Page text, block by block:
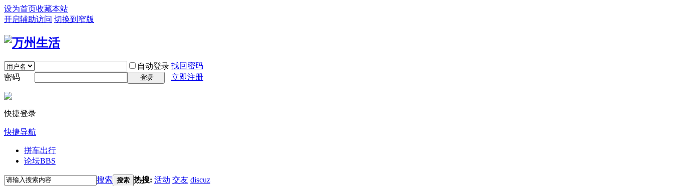
设为首页收藏本站
开启辅助访问 切换到窄版
自动登录 找回密码
密码
登录 立即注册
快捷登录
快捷导航
拼车出行
论坛BBS
搜索 搜索 热搜: 活动 交友 discuz